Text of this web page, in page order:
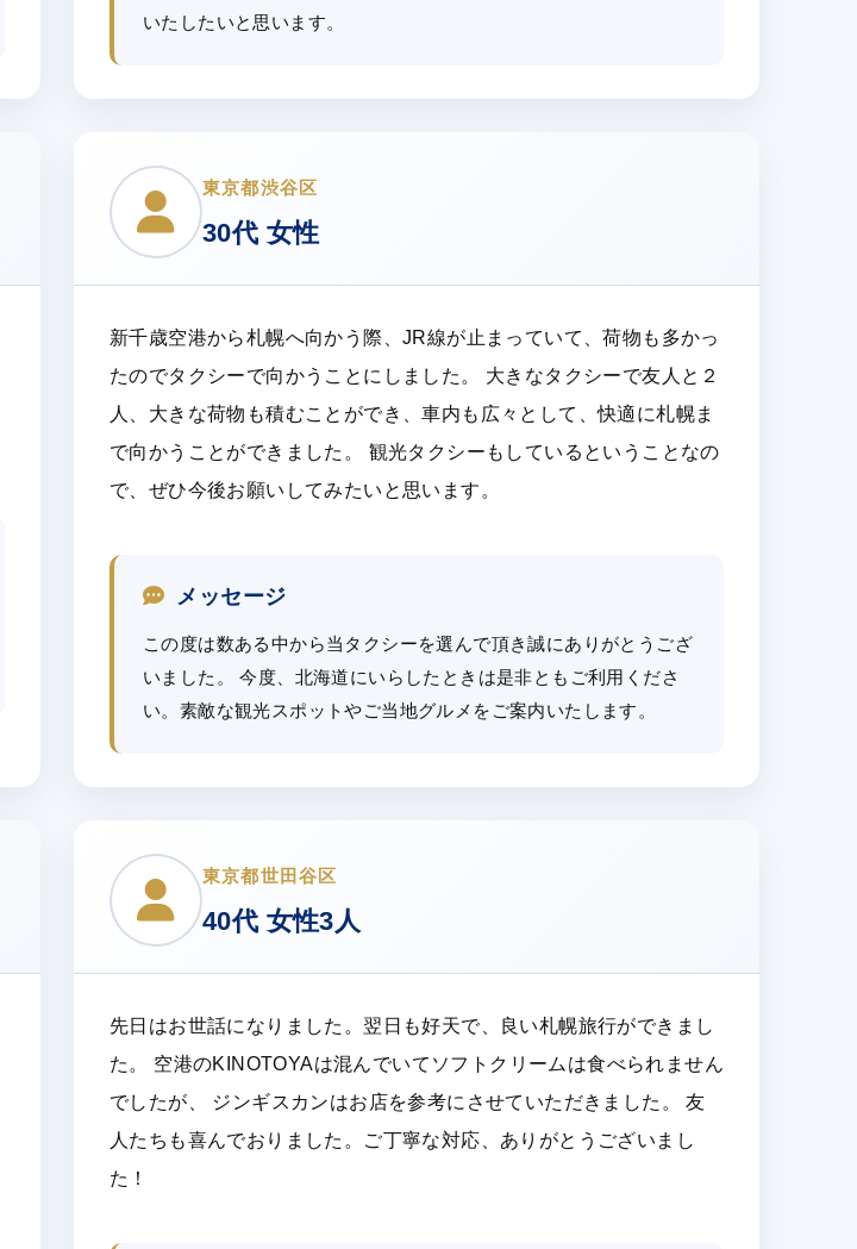
いたしたいと思います。
東京都渋谷区
30代 女性
新千歳空港から札幌へ向かう際、JR線が止まっていて、荷物も多かっ
たのでタクシーで向かうことにしました。 大きなタクシーで友人と２
人、大きな荷物も積むことができ、車内も広々として、快適に札幌ま
で向かうことができました。 観光タクシーもしているということなの
で、ぜひ今後お願いしてみたいと思います。
メッセージ
この度は数ある中から当タクシーを選んで頂き誠にありがとうござ
いました。 今度、北海道にいらしたときは是非ともご利用くださ
い。素敵な観光スポットやご当地グルメをご案内いたします。
東京都世田谷区
40代 女性3人
先日はお世話になりました。翌日も好天で、良い札幌旅行ができまし
た。 空港のKINOTOYAは混んでいてソフトクリームは食べられません
でしたが、 ジンギスカンはお店を参考にさせていただきました。 友
人たちも喜んでおりました。ご丁寧な対応、ありがとうございまし
た！